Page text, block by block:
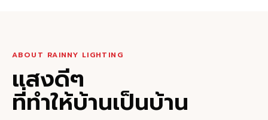
ABOUT RAINNY LIGHTING
แสงดีๆ
ที่ทำให้บ้านเป็นบ้าน